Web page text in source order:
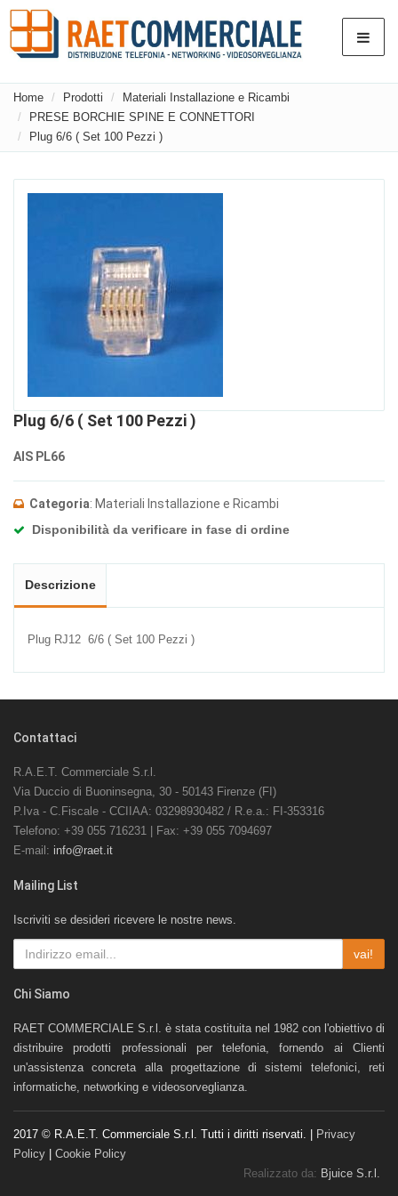
Home Prodotti
Materiali Installazione e Ricambi
PRESE BORCHIE SPINE E CONNETTORI
Plug 6/6 ( Set 100 Pezzi )
Plug 6/6 ( Set 100 Pezzi )
AIS PL66
Categoria: Materiali Installazione e Ricambi
Disponibilità da verificare in fase di ordine
Descrizione
Plug RJ12 6/6 ( Set 100 Pezzi )
Contattaci
R.A.E.T. Commerciale S.r.l.
Via Duccio di Buoninsegna, 30 - 50143 Firenze (FI)
P.Iva - C.Fiscale - CCIIAA: 03298930482 / R.e.a.: FI-353316
Telefono: +39 055 716231 | Fax: +39 055 7094697
E-mail: info@raet.it
Mailing List
Iscriviti se desideri ricevere le nostre news.
vai!
Chi Siamo
RAET COMMERCIALE S.r.l. è stata costituita nel 1982 con l'obiettivo di
distribuire prodotti professionali per telefonia, fornendo ai Clienti
un'assistenza concreta alla progettazione di sistemi telefonici, reti
informatiche, networking e videosorveglianza.
2017 © R.A.E.T. Commerciale S.r.l. Tutti i diritti riservati. |
Privacy
Policy
Cookie Policy
Realizzato da: Bjuice S.r.l.